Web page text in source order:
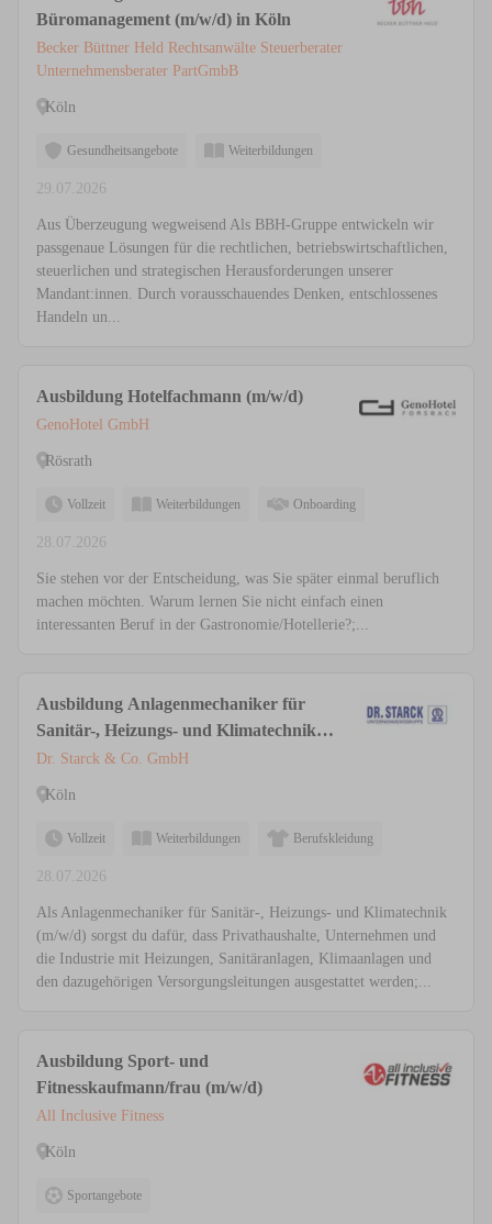
Büromanagement (m/w/d) in Köln
Becker Büttner Held Rechtsanwälte Steuerberater
Unternehmensberater PartGmbB
Köln
Gesundheitsangebote Weiterbildungen
29.07.2026
Aus Überzeugung wegweisend Als BBH-Gruppe entwickeln wir
passgenaue Lösungen für die rechtlichen, betriebswirtschaftlichen,
steuerlichen und strategischen Herausforderungen unserer
Mandant:innen. Durch vorausschauendes Denken, entschlossenes
Handeln un...
Ausbildung Hotelfachmann (m/w/d)
GenoHotel GmbH
Rösrath
Vollzeit Weiterbildungen Onboarding
28.07.2026
Sie stehen vor der Entscheidung, was Sie später einmal beruflich
machen möchten. Warum lernen Sie nicht einfach einen
interessanten Beruf in der Gastronomie/Hotellerie?;...
Ausbildung Anlagenmechaniker für
Sanitär-, Heizungs- und Klimatechnik
(m/w/d)
Dr. Starck & Co. GmbH
Köln
Vollzeit Weiterbildungen Berufskleidung
28.07.2026
Als Anlagenmechaniker für Sanitär-, Heizungs- und Klimatechnik
(m/w/d) sorgst du dafür, dass Privathaushalte, Unternehmen und
die Industrie mit Heizungen, Sanitäranlagen, Klimaanlagen und
den dazugehörigen Versorgungsleitungen ausgestattet werden;...
Ausbildung Sport- und
Fitnesskaufmann/frau (m/w/d)
All Inclusive Fitness
Köln
Sportangebote